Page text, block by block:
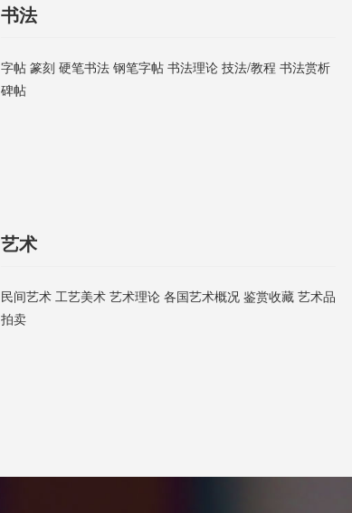
书法
字帖 篆刻 硬笔书法 钢笔字帖 书法理论 技法/教程 书法赏析
碑帖
艺术
民间艺术 工艺美术 艺术理论 各国艺术概况 鉴赏收藏 艺术品
拍卖